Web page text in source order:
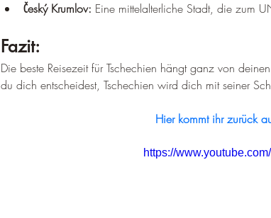
Český Krumlov: Eine mittelalterliche Stadt, die zum
Fazit:
Die beste Reisezeit für Tschechien hängt ganz von
du dich entscheidest, Tschechien wird dich mit seiner
Hier kommt ihr zurück
https://